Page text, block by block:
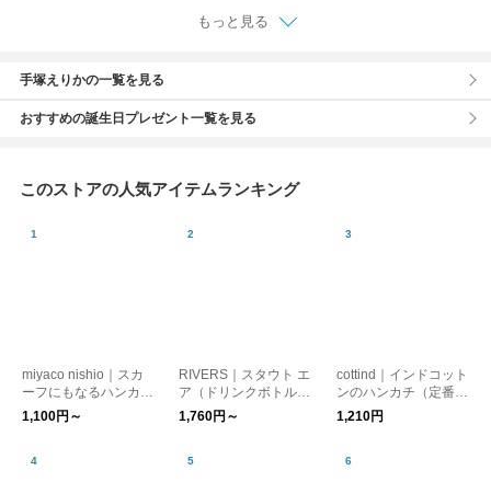
もっと見る
手塚えりかの一覧を見る
おすすめの誕生日プレゼント一覧を見る
このストアの人気アイテムランキング
miyaco nishio｜スカ
ーフにもなるハンカチ
【日焼け対策】【はん
かち】【プレゼント】
1,100円～
RIVERS｜スタウト エ
ア（ドリンクボトル）
【ウォーターボトル・
水筒】【登山・キャン
1,760円～
cottind｜インドコット
ンのハンカチ（定番
柄）【プレゼント・ギ
フト】【バレンタイ
1,210円